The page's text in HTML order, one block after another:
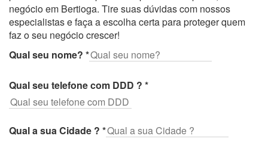
negócio em Bertioga. Tire suas dúvidas com nossos
especialistas e faça a escolha certa para proteger quem
faz o seu negócio crescer!
Qual seu nome? *
Qual seu telefone com DDD ? *
Qual a sua Cidade ? *